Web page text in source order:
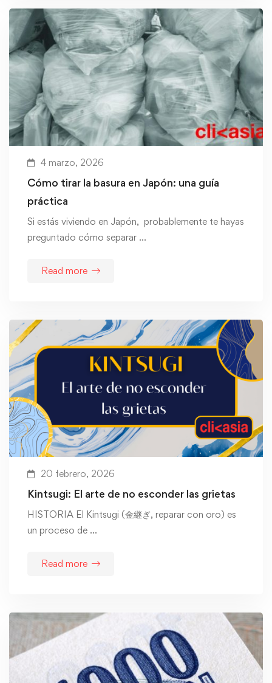
4 marzo, 2026
Cómo tirar la basura en Japón: una guía
práctica
Si estás viviendo en Japón, probablemente te hayas
preguntado cómo separar …
Read more
20 febrero, 2026
Kintsugi: El arte de no esconder las grietas
HISTORIA El Kintsugi (金継ぎ, reparar con oro) es
un proceso de …
Read more